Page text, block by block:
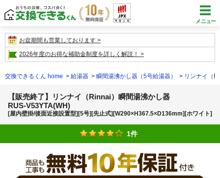
メニュー
お盆期間も営業しております
2026年度のお得な補助金制度を詳しく解説！
交換できるくん home 給湯器 瞬間湯沸かし器（5号給湯器） リンナイ（
【販売終了】リンナイ（Rinnai）瞬間湯沸かし器
RUS-V53YTA(WH)
[屋内壁掛/後面近接設置型][5号][先止式][W290×H367.5×D136mm][ホワイト]
1件